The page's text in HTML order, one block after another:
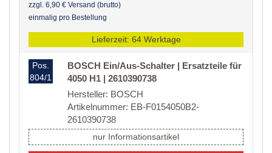
zzgl. 6,90 € Versand (brutto)
einmalig pro Bestellung
Lieferzeit: 64 Werktage
Pos.
804/1
BOSCH Ein/Aus-Schalter | Ersatzteile für
4050 H1 | 2610390738
Hersteller: BOSCH
Artikelnummer: EB-F0154050B2-
2610390738
nur Informationsartikel